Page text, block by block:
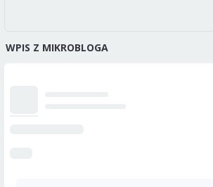
WPIS Z MIKROBLOGA